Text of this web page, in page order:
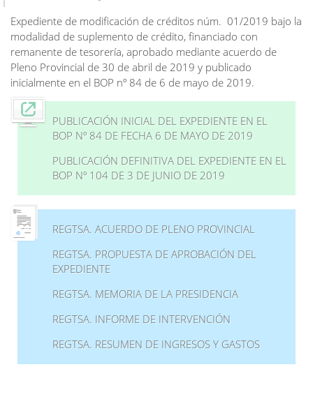
Expediente de modificación de créditos núm. 01/2019 bajo la
modalidad de suplemento de crédito, financiado con
remanente de tesorería, aprobado mediante acuerdo de
Pleno Provincial de 30 de abril de 2019 y publicado
inicialmente en el BOP nº 84 de 6 de mayo de 2019.
PUBLICACIÓN INICIAL DEL EXPEDIENTE EN EL
BOP Nº 84 DE FECHA 6 DE MAYO DE 2019
PUBLICACIÓN DEFINITIVA DEL EXPEDIENTE EN EL
BOP Nº 104 DE 3 DE JUNIO DE 2019
REGTSA. ACUERDO DE PLENO PROVINCIAL
REGTSA. PROPUESTA DE APROBACIÓN DEL
EXPEDIENTE
REGTSA. MEMORIA DE LA PRESIDENCIA
REGTSA. INFORME DE INTERVENCIÓN
REGTSA. RESUMEN DE INGRESOS Y GASTOS